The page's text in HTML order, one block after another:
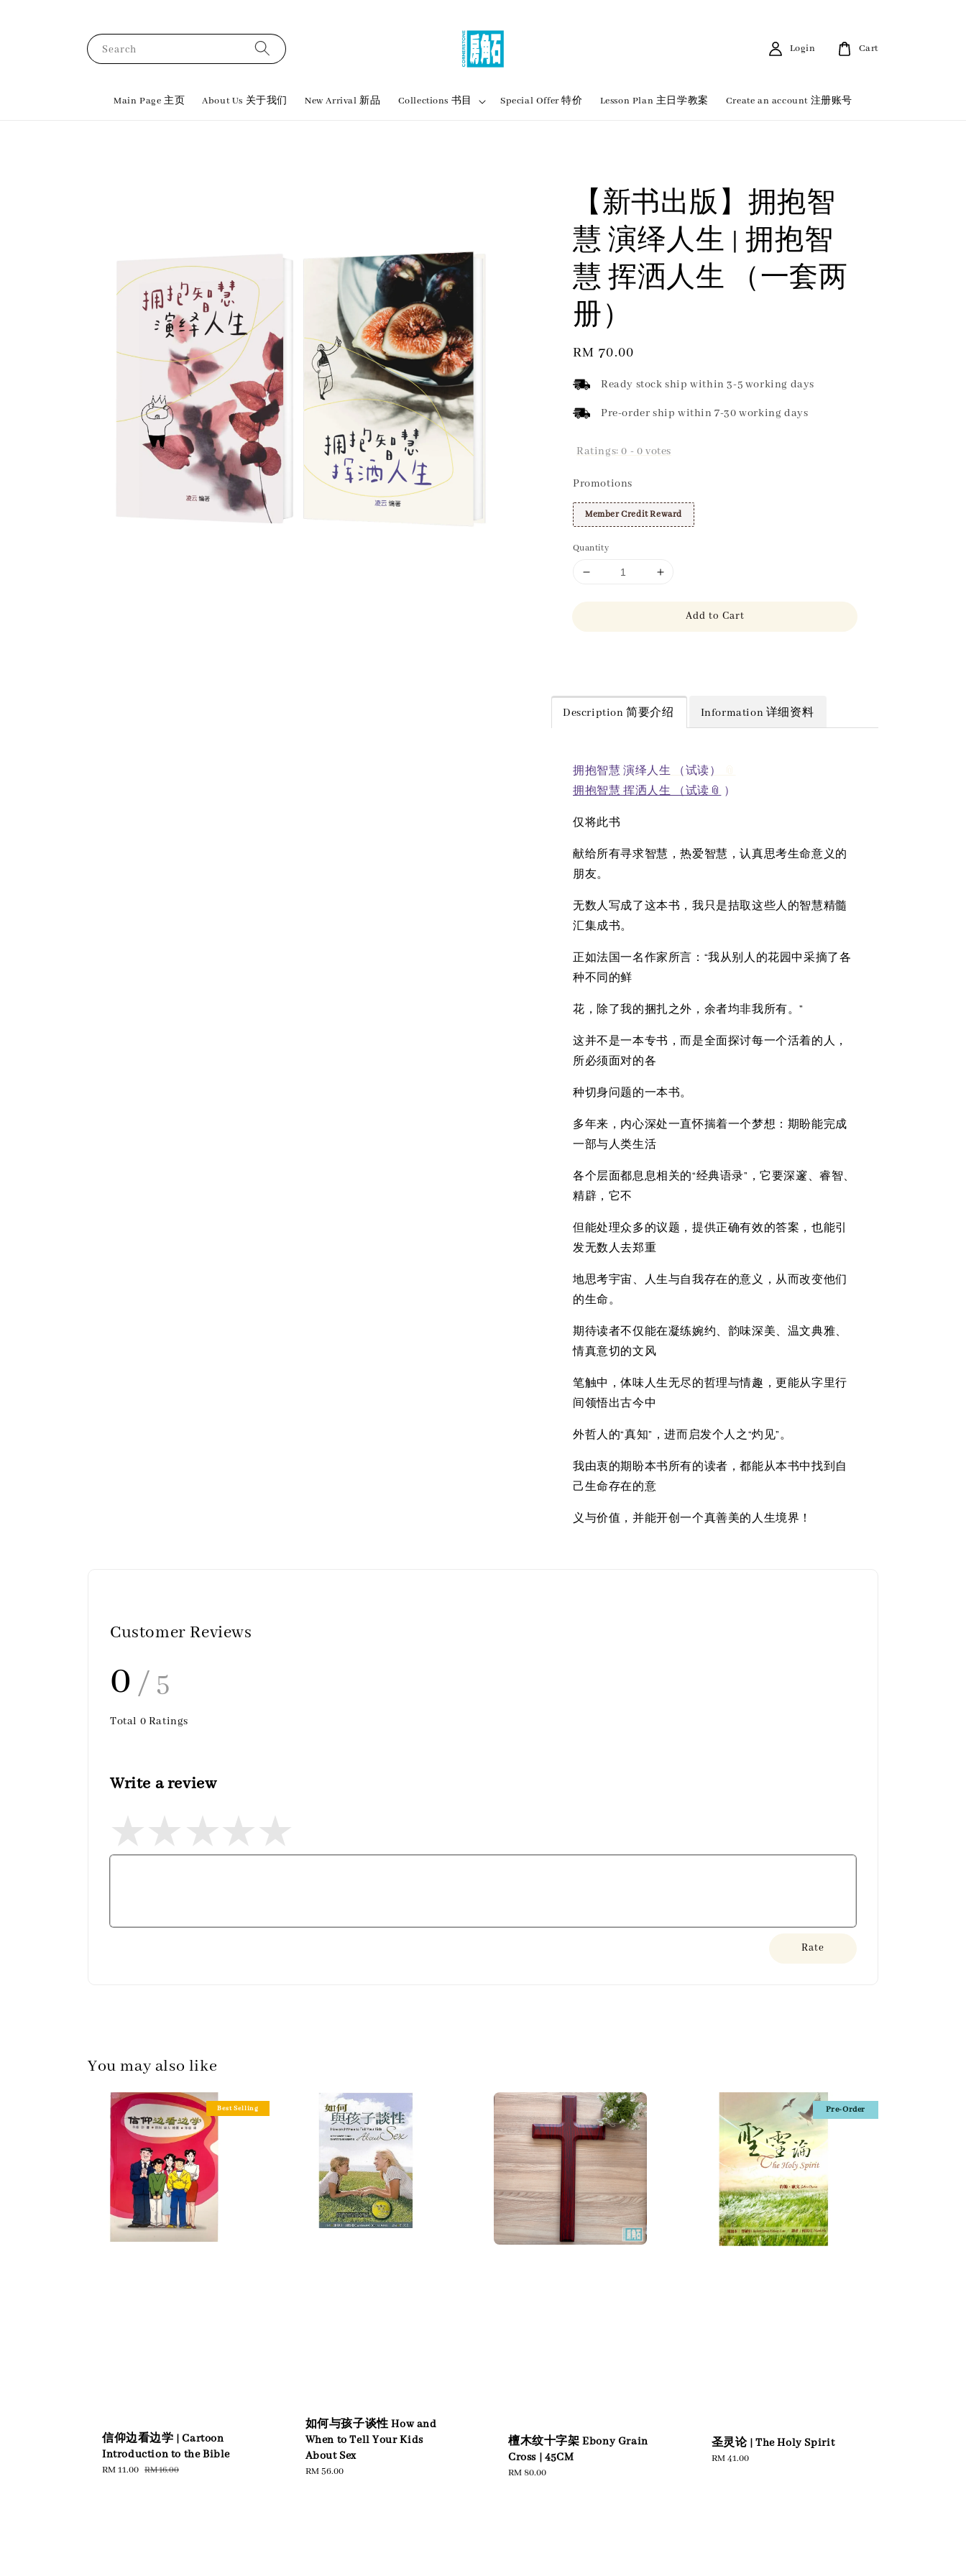
Search
Main Page 主页 About Us 关于我们 New Arrival 新品 Collections 书目 Special Offer 特价 Lesson Plan 主日学教案 Create an account 注册账号
Login Cart
【新书出版】拥抱智
慧 演绎人生 | 拥抱智
慧 挥洒人生 （一套两
册）
Regular
price
RM 70.00
Ready stock ship within 3-5 working days
Pre-order ship within 7-30 working days
Ratings:0 - 0 votes
Promotions
Member Credit Reward
Quantity
Add to Cart
Description 简要介绍 Information 详细资料
拥抱智慧 演绎人生 （试读）
拥抱智慧 挥洒人生 （试读
）
仅将此书
献给所有寻求智慧，热爱智慧，认真思考生命意义的
朋友。
无数人写成了这本书，我只是拮取这些人的智慧精髓
汇集成书。
正如法国一名作家所言：“我从别人的花园中采摘了各
种不同的鲜
花，除了我的捆扎之外，余者均非我所有。”
这并不是一本专书，而是全面探讨每一个活着的人，
所必须面对的各
种切身问题的一本书。
多年来，内心深处一直怀揣着一个梦想：期盼能完成
一部与人类生活
各个层面都息息相关的“经典语录”，它要深邃、睿智、
精辟，它不
但能处理众多的议题，提供正确有效的答案，也能引
发无数人去郑重
地思考宇宙、人生与自我存在的意义，从而改变他们
的生命。
期待读者不仅能在凝练婉约、韵味深美、温文典雅、
情真意切的文风
笔触中，体味人生无尽的哲理与情趣，更能从字里行
间领悟出古今中
外哲人的“真知”，进而启发个人之“灼见”。
我由衷的期盼本书所有的读者，都能从本书中找到自
己生命存在的意
义与价值，并能开创一个真善美的人生境界！
Customer Reviews
0 / 5
Total 0 Ratings
Write a review
Rate
You may also like
Best Selling
信仰边看边学 | Cartoon
Introduction to the Bible
Sale
RM 11.00 Regular
RM 16.00
如何与孩子谈性 How and
When to Tell Your Kids
About Sex
Regular
RM 56.00
檀木纹十字架 Ebony Grain
Cross | 45CM
Regular
RM 80.00
Pre-Order
圣灵论 | The Holy Spirit
Regular
RM 41.00